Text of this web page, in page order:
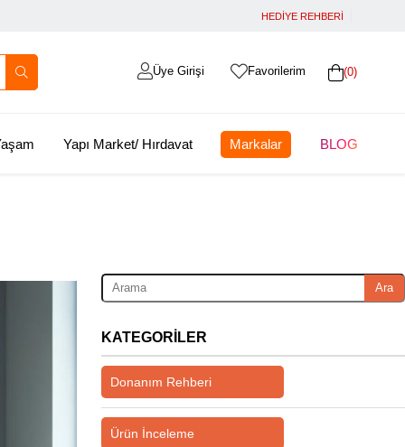
HEDİYE REHBERİ
0
Favorilerim
Üye Girişi
Yapı Market/ Hırdavat Markalar BLOG
Ara
KATEGORILER
Donanım Rehberi
Ürün İnceleme